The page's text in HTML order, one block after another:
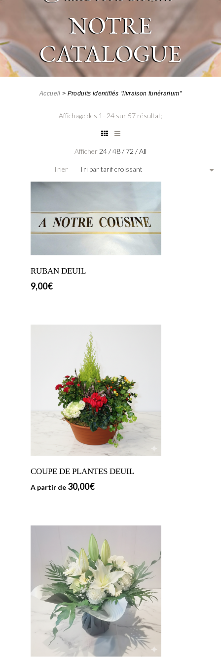
NOTRE
CATALOGUE
Accueil > Produits identifiés “livraison funérarium”
Affichage des 1–24 sur 57 résultat;
Afficher 24/48/ 72 /All
Trier Tri par tarif croissant
RUBAN DEUIL
9,00€
COUPE DE PLANTES DEUIL
A partir de 30,00€